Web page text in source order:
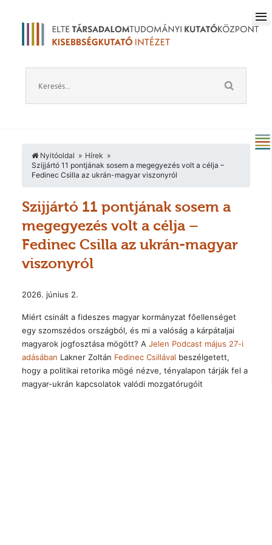
Nyitóoldal
Hírek
Szijjártó 11 pontjának sosem a megegyezés volt a célja –
Fedinec Csilla az ukrán-magyar viszonyról
Szijjártó 11 pontjának sosem a
megegyezés volt a célja –
Fedinec Csilla az ukrán-magyar
viszonyról
2026. június 2.
Miért csinált a fideszes magyar kormányzat főellenséget
egy szomszédos országból, és mi a valóság a kárpátaljai
magyarok jogfosztása mögött? A Jelen Podcast május 27-i
adásában Lakner Zoltán Fedinec Csillával beszélgetett,
hogy a politikai retorika mögé nézve, tényalapon tárják fel a
magyar-ukrán kapcsolatok valódi mozgatórugóit